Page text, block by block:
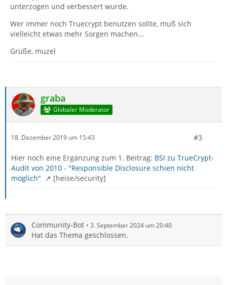
unterzogen und verbessert wurde.
Wer immer noch Truecrypt benutzen sollte, muß sich
vielleicht etwas mehr Sorgen machen...
Grüße, muzel
graba
Globaler Moderator
18. Dezember 2019 um 15:43 #3
Hier noch eine Ergänzung zum 1. Beitrag: BSI zu TrueCrypt-
Audit von 2010 - "Responsible Disclosure schien nicht
möglich"
[heise/security]
Community-Bot 3. September 2024 um 20:40
Hat das Thema geschlossen.